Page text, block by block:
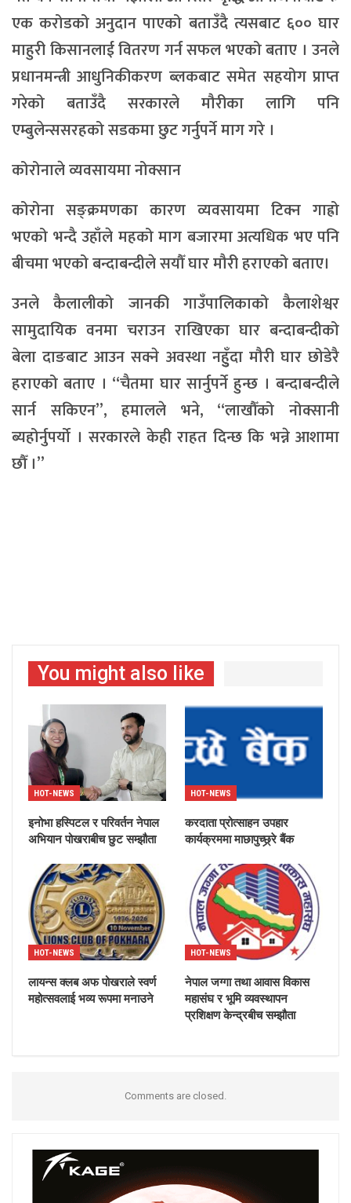
एक करोडको अनुदान पाएको बताउँदै त्यसबाट ६०० घार
माहुरी किसानलाई वितरण गर्न सफल भएको बताए । उनले
प्रधानमन्त्री आधुनिकीकरण ब्लकबाट समेत सहयोग प्राप्त
गरेको बताउँदै सरकारले मौरीका लागि पनि
एम्बुलेन्ससरहको सडकमा छुट गर्नुपर्ने माग गरे ।
कोरोनाले व्यवसायमा नोक्सान
कोरोना सङ्क्रमणका कारण व्यवसायमा टिक्न गाह्रो
भएको भन्दै उहाँले महको माग बजारमा अत्यधिक भए पनि
बीचमा भएको बन्दाबन्दीले सयौँ घार मौरी हराएको बताए।
उनले कैलालीको जानकी गाउँपालिकाको कैलाशेश्वर
सामुदायिक वनमा चराउन राखिएका घार बन्दाबन्दीको
बेला दाङबाट आउन सक्ने अवस्था नहुुँदा मौरी घार छोडेरै
हराएको बताए । “चैतमा घार सार्नुपर्ने हुन्छ । बन्दाबन्दीले
सार्न सकिएन”, हमालले भने, “लाखौँको नोक्सानी
ब्यहोर्नुपर्यो । सरकारले केही राहत दिन्छ कि भन्ने आशामा
छौँ ।”
You might also like
HOT-NEWS
इनोभा हस्पिटल र परिवर्तन नेपाल
अभियान पोखराबीच छुट सम्झौता
HOT-NEWS
करदाता प्रोत्साहन उपहार
कार्यक्रममा माछापुच्छ्र्रे बैंक
HOT-NEWS
लायन्स क्लब अफ पोखराले स्वर्ण
महोत्सवलाई भव्य रूपमा मनाउने
HOT-NEWS
नेपाल जग्गा तथा आवास विकास
महासंघ र भूमि व्यवस्थापन
प्रशिक्षण केन्द्रबीच सम्झौता
Comments are closed.